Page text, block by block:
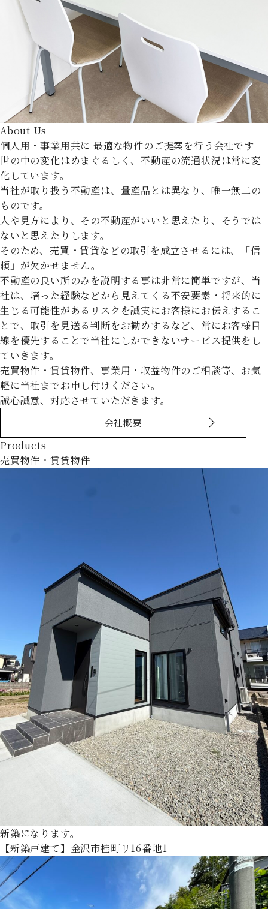
About Us
個人用・事業用共に 最適な物件のご提案を行う会社です
世の中の変化はめまぐるしく、不動産の流通状況は常に変
化しています。
当社が取り扱う不動産は、量産品とは異なり、唯一無二の
ものです。
人や見方により、その不動産がいいと思えたり、そうでは
ないと思えたりします。
そのため、売買・賃貸などの取引を成立させるには、「信
頼」が欠かせません。
不動産の良い所のみを説明する事は非常に簡単ですが、当
社は、培った経験などから見えてくる不安要素・将来的に
生じる可能性があるリスクを誠実にお客様にお伝えするこ
とで、取引を見送る判断をお勧めするなど、常にお客様目
線を優先することで当社にしかできないサービス提供をし
ていきます。
売買物件・賃貸物件、事業用・収益物件のご相談等、お気
軽に当社までお申し付けください。
誠心誠意、対応させていただきます。
会社概要
Products
売買物件・賃貸物件
新築になります。
【新築戸建て】金沢市桂町リ16番地1